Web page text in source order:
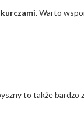
Warto
to także bardzo